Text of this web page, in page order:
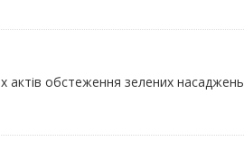
актів обстеження зелених насаджень